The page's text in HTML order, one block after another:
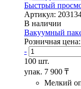
Быстрый
Артикул:
В наличии
Вакуумный
Розничная цена:
-
100 шт.
упак. 7 900 ₸
Мелкий